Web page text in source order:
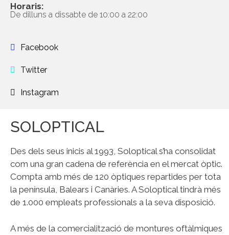
Horaris:
De dilluns a dissabte de 10:00 a 22:00
Facebook
Twitter
Instagram
SOLOPTICAL
Des dels seus inicis al 1993, Soloptical s’ha consolidat
com una gran cadena de referència en el mercat òptic.
Compta amb més de 120 òptiques repartides per tota
la península, Balears i Canàries. A Soloptical tindrà més
de 1.000 empleats professionals a la seva disposició.
A més de la comercialització de montures oftàlmiques